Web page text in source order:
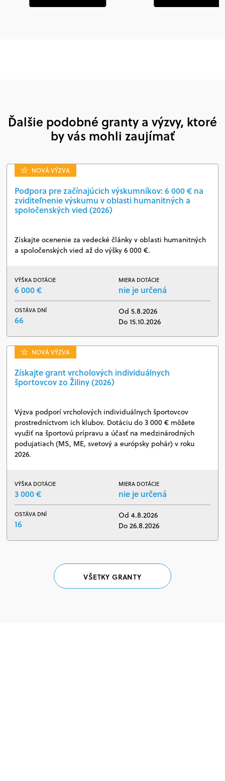
Ďalšie podobné granty a výzvy, ktoré
by vás mohli zaujímať
NOVÁ VÝZVA
Podpora pre začínajúcich výskumníkov: 6 000 € na
zviditeľnenie výskumu v oblasti humanitných a
spoločenských vied (2026)
Získajte ocenenie za vedecké články v oblasti humanitných
a spoločenských vied až do výšky 6 000 €.
VÝŠKA DOTÁCIE
6 000 €
MIERA DOTÁCIE
nie je určená
OSTÁVA DNÍ
66
Od 5.8.2026
Do 15.10.2026
NOVÁ VÝZVA
Získajte grant vrcholových individuálnych
športovcov zo Žiliny (2026)
Výzva podporí vrcholových individuálnych športovcov
prostredníctvom ich klubov. Dotáciu do 3 000 € môžete
využiť na športovú prípravu a účasť na medzinárodných
podujatiach (MS, ME, svetový a európsky pohár) v roku
2026.
VÝŠKA DOTÁCIE
3 000 €
MIERA DOTÁCIE
nie je určená
OSTÁVA DNÍ
16
Od 4.8.2026
Do 26.8.2026
VŠETKY GRANTY